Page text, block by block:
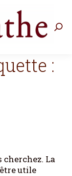
:
cherchez. La
utile